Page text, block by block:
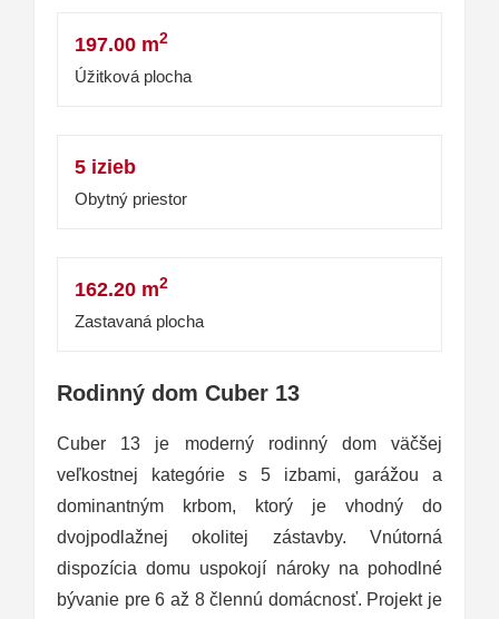
197.00 m2
Úžitková plocha
5 izieb
Obytný priestor
162.20 m2
Zastavaná plocha
Rodinný dom Cuber 13
Cuber 13 je moderný rodinný dom väčšej
veľkostnej kategórie s 5 izbami, garážou a
dominantným krbom, ktorý je vhodný do
dvojpodlažnej okolitej zástavby. Vnútorná
dispozícia domu uspokojí nároky na pohodlné
bývanie pre 6 až 8 člennú domácnosť. Projekt je